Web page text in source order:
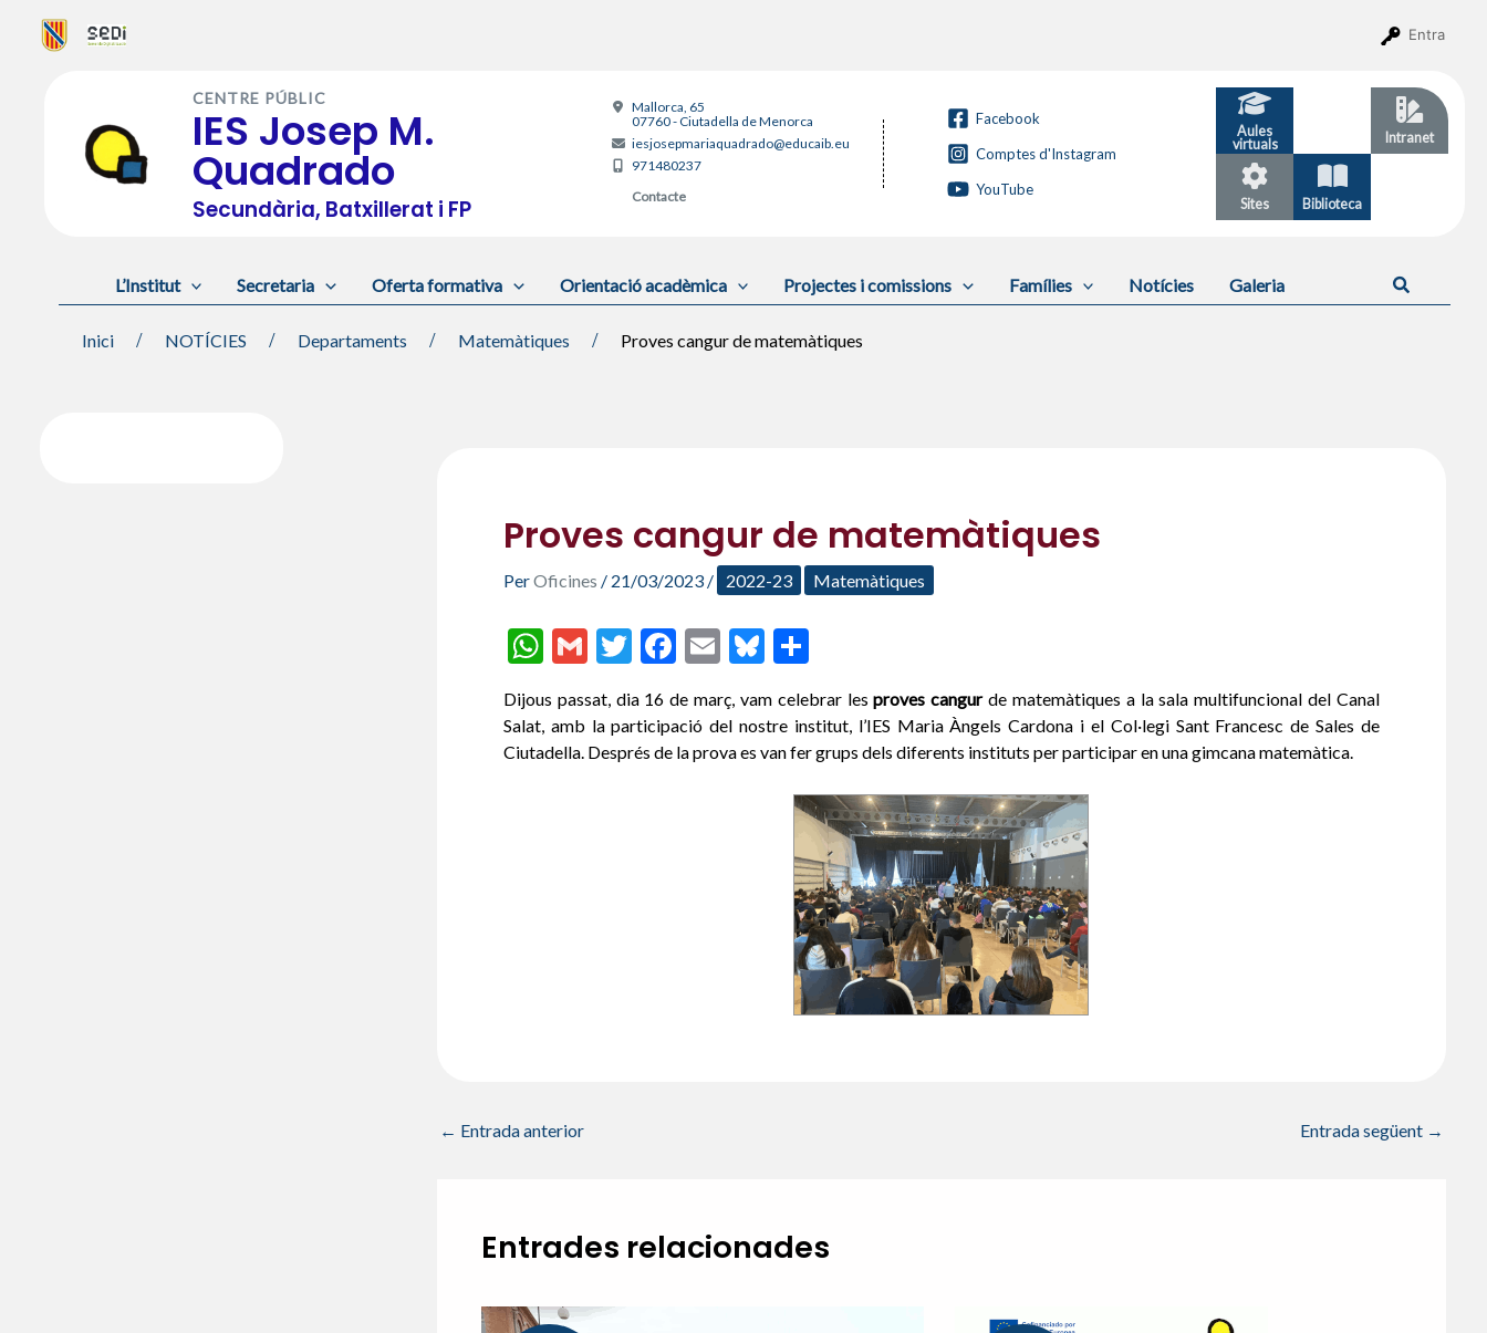
Entra
CENTRE PÚBLIC
IES Josep M.
Quadrado
Secundària, Batxillerat i FP
Mallorca, 65
07760 - Ciutadella de Menorca
iesjosepmariaquadrado@educaib.eu
971480237
Contacte
Facebook
Comptes d'Instagram
YouTube
Aules
virtuals
Intranet
Sites Biblioteca
L’Institut Secretaria Oferta formativa Orientació acadèmica Projectes i comissions Famílies Notícies Galeria Cerca
Inici NOTÍCIES Departaments Matemàtiques Proves cangur de matemàtiques
Proves cangur de matemàtiques
PerOficines / 21/03/2023 / 2022-23 Matemàtiques
W
at
s
G
ai
l
T
itt
er
F
e
b
E
ai
l
Bl
es
ky
C
m
p
ar
te
ix
Dijous passat, dia 16 de març, vam celebrar lesproves cangurde matemàtiques a la sala multifuncional del Canal
Salat, amb la participació del nostre institut, l’IES Maria Àngels Cardona i el Col·legi Sant Francesc de Sales de
Ciutadella. Després de la prova es van fer grups dels diferents instituts per participar en una gimcana matemàtica.
← Entrada anterior Entrada següent →
Entrades relacionades